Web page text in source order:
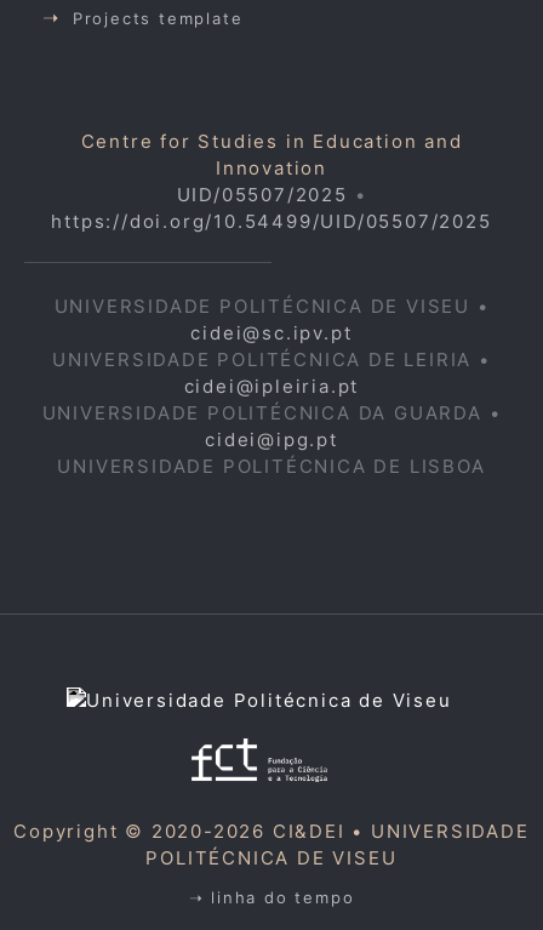
Projects template
Centre for Studies in Education and
Innovation
UID/05507/2025 •
https://doi.org/10.54499/UID/05507/2025
UNIVERSIDADE POLITÉCNICA DE VISEU •
cidei@sc.ipv.pt
UNIVERSIDADE POLITÉCNICA DE LEIRIA •
cidei@ipleiria.pt
UNIVERSIDADE POLITÉCNICA DA GUARDA •
cidei@ipg.pt
UNIVERSIDADE POLITÉCNICA DE LISBOA
Copyright © 2020-2026 CI&DEI • UNIVERSIDADE
POLITÉCNICA DE VISEU
➝ linha do tempo